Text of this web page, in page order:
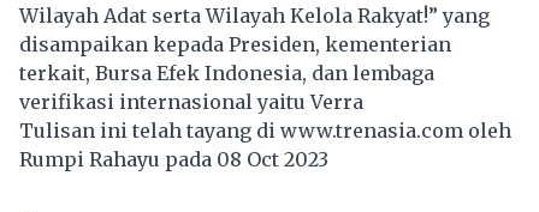
Wilayah Adat serta Wilayah Kelola Rakyat!” yang
disampaikan kepada Presiden, kementerian
terkait, Bursa Efek Indonesia, dan lembaga
verifikasi internasional yaitu Verra
Tulisan ini telah tayang di www.trenasia.com oleh
Rumpi Rahayu pada 08 Oct 2023